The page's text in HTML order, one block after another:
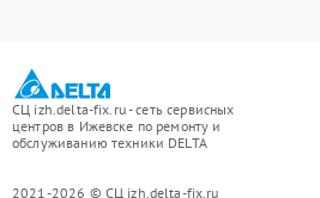
СЦ izh.delta-fix.ru - сеть сервисных
центров в Ижевске по ремонту и
обслуживанию техники DELTA
2021-2026 © СЦ izh.delta-fix.ru